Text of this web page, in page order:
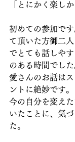
「とにかく楽しか
初めての参加で
て頂いた方御二
でとても話しや
のある時間でした
愛さんのお話は
ントに絶妙です
今の自分を変え
いたことに、気
た。